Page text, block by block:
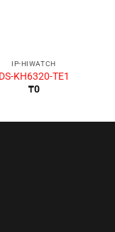
IP-HIWATCH
DS-KH6320-TE1
₸0